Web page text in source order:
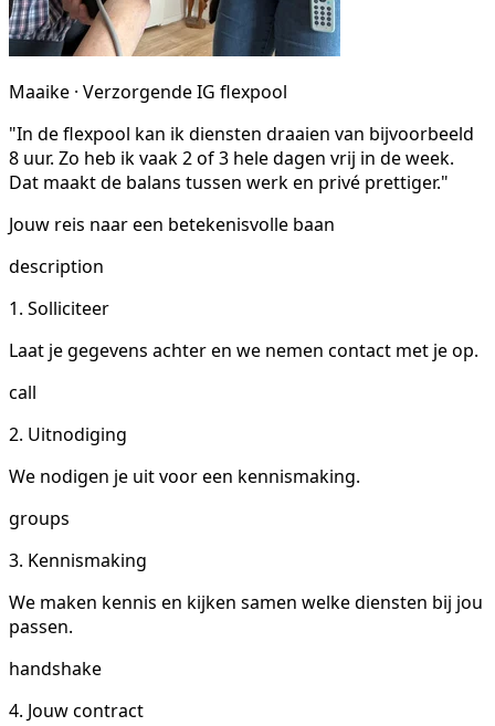
Maaike · Verzorgende IG flexpool
"In de flexpool kan ik diensten draaien van bijvoorbeeld
8 uur. Zo heb ik vaak 2 of 3 hele dagen vrij in de week.
Dat maakt de balans tussen werk en privé prettiger."
Jouw reis naar een betekenisvolle baan
description
1. Solliciteer
Laat je gegevens achter en we nemen contact met je op.
call
2. Uitnodiging
We nodigen je uit voor een kennismaking.
groups
3. Kennismaking
We maken kennis en kijken samen welke diensten bij jou
passen.
handshake
4. Jouw contract